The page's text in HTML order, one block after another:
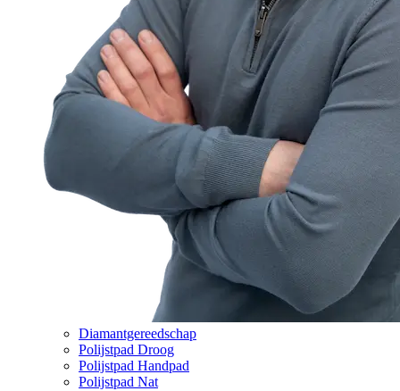
Diamantgereedschap
Polijstpad Droog
Polijstpad Handpad
Polijstpad Nat